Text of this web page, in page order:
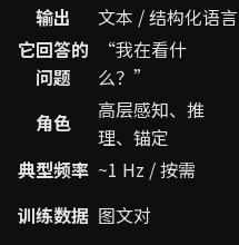
输出
文本 / 结构化语言
它回答的
问题
“我在看什
么？”
角色
高层感知、推
理、锚定
典型频率 ~1 Hz / 按需
训练数据 图文对